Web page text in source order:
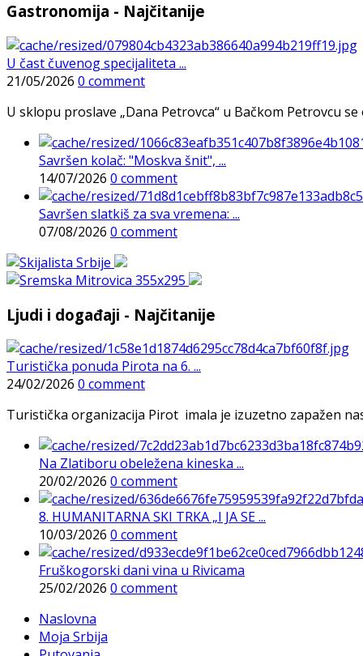
Gastronomija - Najčitanije
U čast čuvenog specijaliteta ...
21/05/2026 0 comment
U sklopu proslave „Dana Petrovca“ u Bačkom Petrovcu
Savršen kolač: "Moskva šnit", ...
14/07/2026 0 comment
Savršen slatkiš za sva vremena: ...
07/08/2026 0 comment
Ljudi i događaji - Najčitanije
Turistička ponuda Pirota na 6. ...
24/02/2026 0 comment
Turistička organizacija Pirot imala je izuzetno zapažen
Na Zlatiboru obeležena kineska ...
20/02/2026 0 comment
8. HUMANITARNA SKI TRKA „I JA SE ...
10/03/2026 0 comment
Fruškogorski dani vina u Rivicama
25/02/2026 0 comment
Naslovna
Moja Srbija